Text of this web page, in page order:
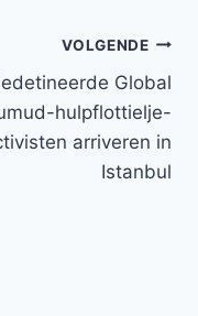
VOLGENDE
Global
hulpflottielje-
arriveren in
Istanbul